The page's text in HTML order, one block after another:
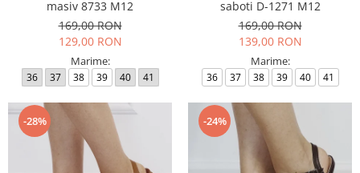
masiv 8733 M12
169,00 RON
129,00 RON
Marime:
36 37 38 39 40 41
saboti D-1271 M12
169,00 RON
139,00 RON
Marime:
36 37 38 39 40 41
-28% -24%